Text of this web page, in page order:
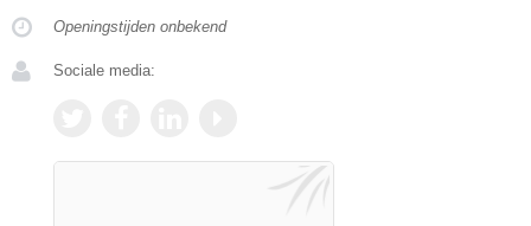
Openingstijden onbekend
Sociale media: